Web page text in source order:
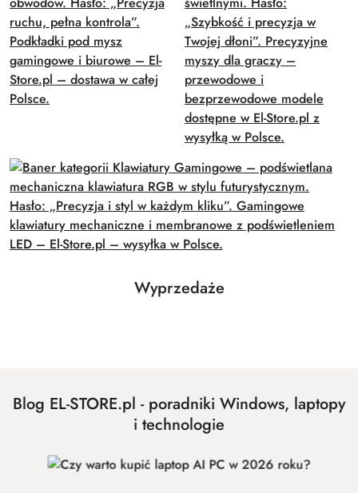
Pomiń karuzelę produktów
Produkty
Wyprzedaże
Blog EL-STORE.pl - poradniki Windows, laptopy
i technologie